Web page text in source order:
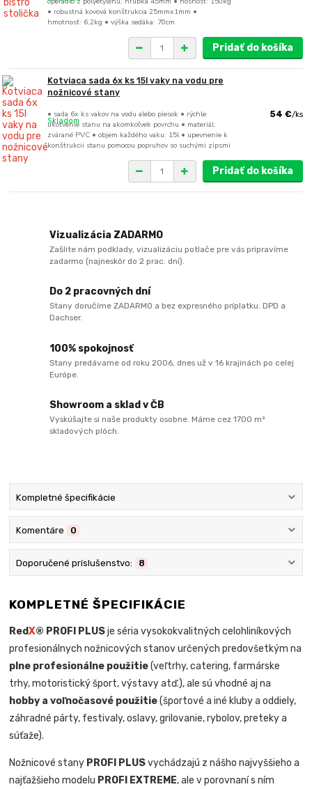
• robustná kovová konštrukcia 25mmx1mm •
hmotnosť: 6,2kg • výška sedáka: 70cm
Pridať do košíka
Kotviaca sada 6x ks 15l vaky na vodu pre
nožnicové stany
• sada 6x ks vakov na vodu alebo piesok • rýchle
ukotvenie stanu na akomkoľvek povrchu • materiál:
zvárané PVC • objem každého vaku: 15l • upevnenie k
konštrukcii stanu pomocou popruhov so suchými zipsmi
54 €/ks
Skladom
Pridať do košíka
Vizualizácia ZADARMO
Zašlite nám podklady, vizualizáciu potlače pre vás pripravíme
zadarmo (najneskôr do 2 prac. dní).
Do 2 pracovných dní
Stany doručíme ZADARMO a bez expresného príplatku. DPD a
Dachser.
100% spokojnosť
Stany predávame od roku 2006, dnes už v 16 krajinách po celej
Európe.
Showroom a sklad v ČB
Vyskúšajte si naše produkty osobne. Máme cez 1700 m²
skladových plôch.
Kompletné špecifikácie
Komentáre 0
Doporučené príslušenstvo: 8
KOMPLETNÉ ŠPECIFIKÁCIE
RedX® PROFI PLUSje séria vysokokvalitných celohliníkových
profesionálnych nožnicových stanov určených predovšetkým na
plne profesionálne použitie(veľtrhy, catering, farmárske
trhy, motoristický šport, výstavy atď.), ale sú vhodné aj na
hobby a voľnočasové použitie(športové a iné kluby a oddiely,
záhradné párty, festivaly, oslavy, grilovanie, rybolov, preteky a
súťaže).
Nožnicové stany PROFI PLUSvychádzajú z nášho najvyššieho a
najťažšieho modelu PROFI EXTREME, ale v porovnaní s ním